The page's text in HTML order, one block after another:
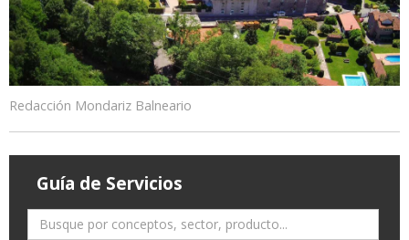
Redacción Mondariz Balneario
Guía de Servicios